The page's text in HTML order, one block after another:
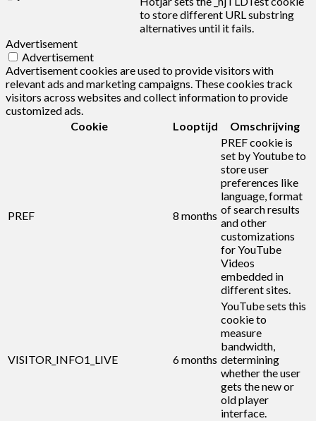
to store different URL substring
alternatives until it fails.
Advertisement
Advertisement
Advertisement cookies are used to provide visitors with
relevant ads and marketing campaigns. These cookies track
visitors across websites and collect information to provide
customized ads.
Cookie
Looptijd Omschrijving
PREF 8 months
PREF cookie is
set by Youtube to
store user
preferences like
language, format
of search results
and other
customizations
for YouTube
Videos
embedded in
different sites.
VISITOR_INFO1_LIVE 6 months
YouTube sets this
cookie to
measure
bandwidth,
determining
whether the user
gets the new or
old player
interface.